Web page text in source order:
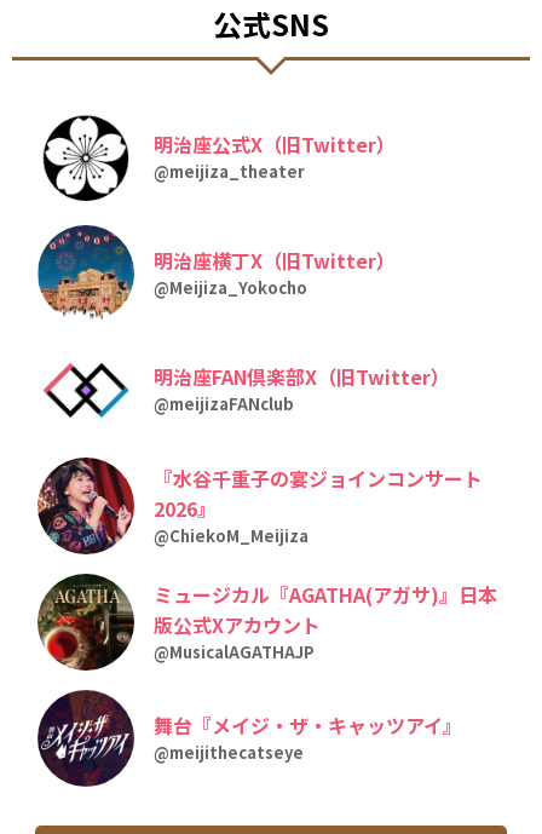
公式SNS
明治座公式X（旧Twitter）
@meijiza_theater
明治座横丁X（旧Twitter）
@Meijiza_Yokocho
明治座FAN倶楽部X（旧Twitter）
@meijizaFANclub
『水谷千重子の宴ジョインコンサート
2026』
@ChiekoM_Meijiza
ミュージカル『AGATHA(アガサ)』日本
版公式Xアカウント
@MusicalAGATHAJP
舞台『メイジ・ザ・キャッツアイ』
@meijithecatseye